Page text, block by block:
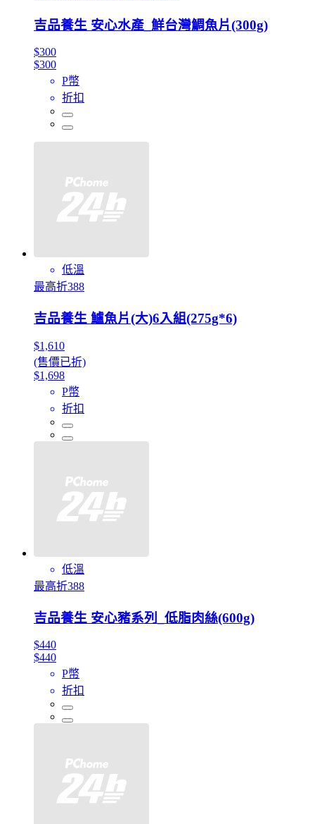
吉品養生 安心水產_鮮台灣鯛魚片(300g)
$300
$300
P幣
折扣
低溫
最高折388
吉品養生 鱸魚片(大)6入組(275g*6)
$1,610
(售價已折)
$1,698
P幣
折扣
低溫
最高折388
吉品養生 安心豬系列_低脂肉絲(600g)
$440
$440
P幣
折扣